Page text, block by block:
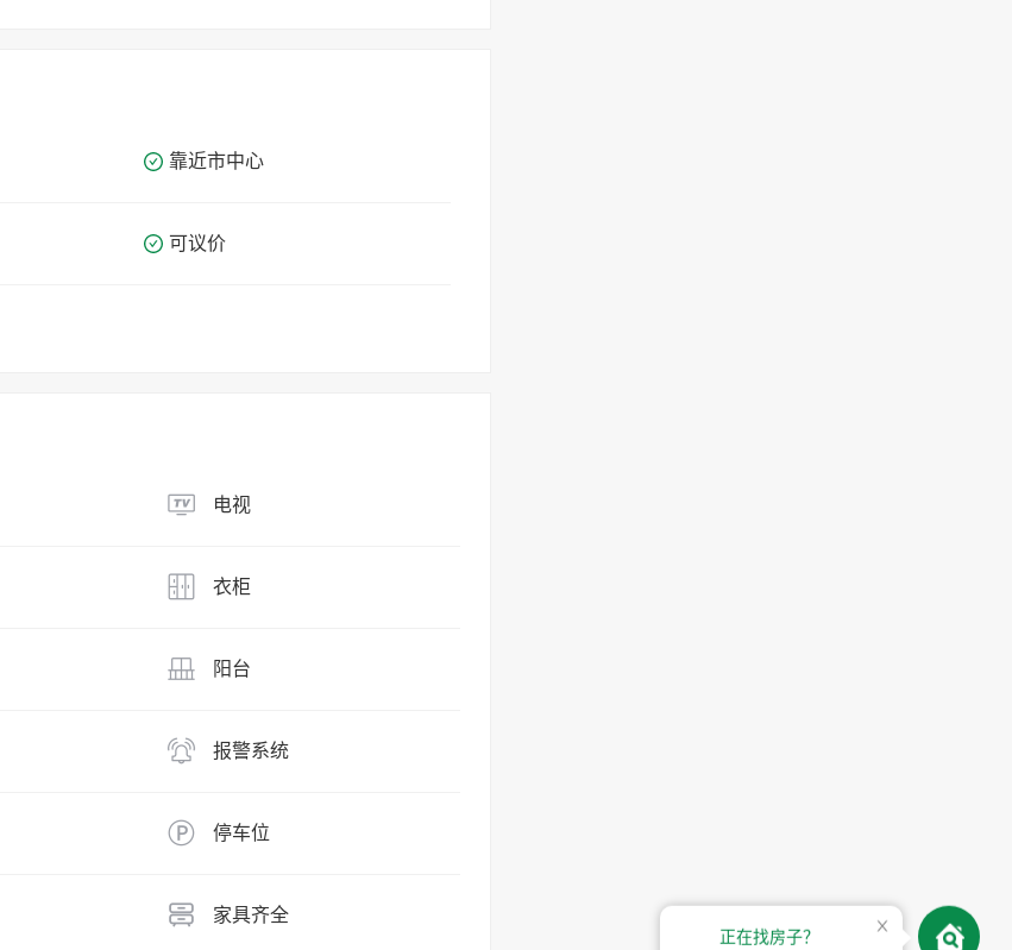
靠近市中心
可议价
电视
衣柜
阳台
报警系统
停车位
家具齐全
正在找房子？